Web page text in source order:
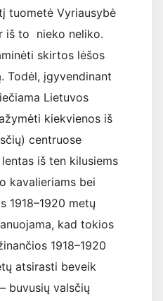
tuometė Vyriausybė
iš to nieko neliko.
skirtos lėšos
Todėl, įgyvendinant
Lietuvos
kiekvienos iš
centruose
iš ten kilusiems
kavalieriams bei
1918–1920 metų
kad tokios
1918–1920
atsirasti beveik
buvusių valsčių